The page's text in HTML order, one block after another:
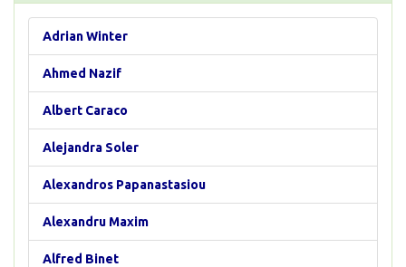
Adrian Winter
Ahmed Nazif
Albert Caraco
Alejandra Soler
Alexandros Papanastasiou
Alexandru Maxim
Alfred Binet